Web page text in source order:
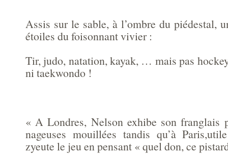
Assis sur le sable, à l’ombre du piédestal,
étoiles du foisonnant vivier :
Tir, judo, natation, kayak, … mais pas
ni taekwondo !
« A Londres, Nelson exhibe son franglais
nageuses mouillées tandis qu’à
zyeute le jeu en pensant « quel don, ce